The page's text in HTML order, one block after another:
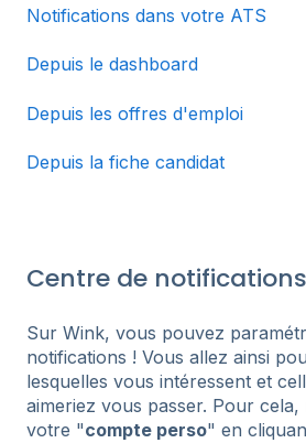
Notifications dans votre ATS
Depuis le dashboard
Depuis les offres d'emploi
Depuis la fiche candidat
Centre de
Sur Wink, vous pouvez
notifications ! Vous allez ainsi
lesquelles vous intéressent et
aimeriez vous passer. Pour
votre "compte perso" en